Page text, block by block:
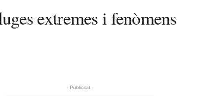
extremes i fenòmens
- Publicitat -